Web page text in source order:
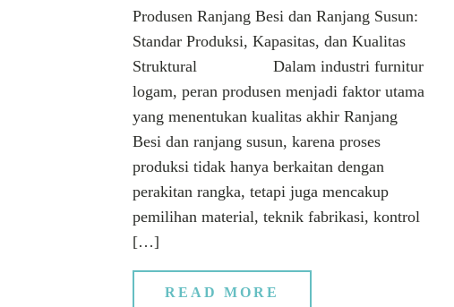
Produsen Ranjang Besi dan Ranjang Susun:
Standar Produksi, Kapasitas, dan Kualitas
Struktural Dalam industri furnitur
logam, peran produsen menjadi faktor utama
yang menentukan kualitas akhir Ranjang
Besi dan ranjang susun, karena proses
produksi tidak hanya berkaitan dengan
perakitan rangka, tetapi juga mencakup
pemilihan material, teknik fabrikasi, kontrol
[…]
READ MORE